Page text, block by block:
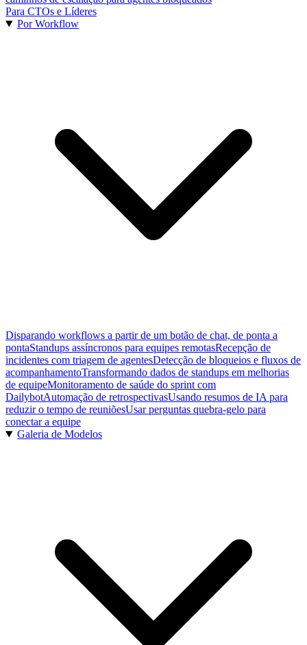
Para CTOs e Líderes
Por Workflow
Disparando workflows a partir de um botão de chat, de ponta a
pontaStandups assíncronos para equipes remotasRecepção de
incidentes com triagem de agentesDetecção de bloqueios e fluxos de
acompanhamentoTransformando dados de standups em melhorias
de equipeMonitoramento de saúde do sprint com
DailybotAutomação de retrospectivasUsando resumos de IA para
reduzir o tempo de reuniõesUsar perguntas quebra-gelo para
conectar a equipe
Galeria de Modelos